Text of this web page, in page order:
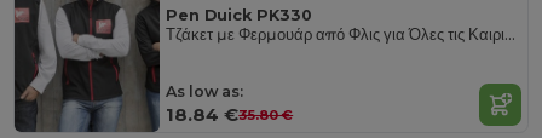
Pen Duick PK330
Τζάκετ με Φερμουάρ από Φλις για Όλες τις Καιρικές Συνθήκες Gibraltar
As low as:
18.84 €35.80 €